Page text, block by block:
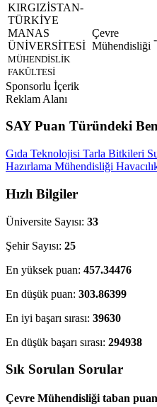
KIRGIZİSTAN-
TÜRKİYE
MANAS
ÜNİVERSİTESİ
MÜHENDİSLİK
FAKÜLTESİ
Çevre
Mühendisliği
-
Sponsorlu İçerik
Reklam Alanı
SAY Puan Türündeki
Gıda Teknolojisi Tarla Bitkileri
Hazırlama Mühendisliği
Hızlı Bilgiler
Üniversite Sayısı: 33
Şehir Sayısı: 25
En yüksek puan: 457.34476
En düşük puan: 303.86399
En iyi başarı sırası: 39630
En düşük başarı sırası: 294938
Sık Sorulan Sorular
Çevre Mühendisliği taban